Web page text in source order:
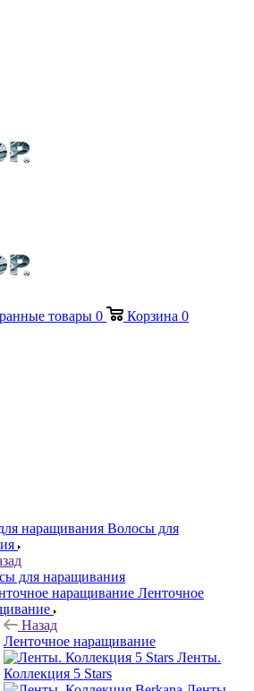
товары 0 Корзина 0
Волосы для
для наращивания
Ленточное
Назад
Ленточное наращивание
Ленты.
Коллекция 5 Stars